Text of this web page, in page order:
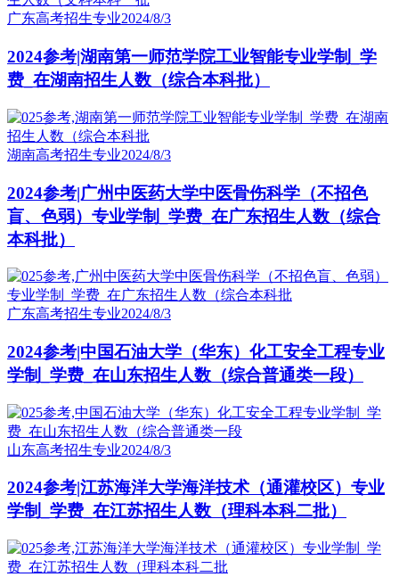
广东高考招生专业2024/8/3
2024参考|湖南第一师范学院工业智能专业学制_学
费_在湖南招生人数（综合本科批）
湖南高考招生专业2024/8/3
2024参考|广州中医药大学中医骨伤科学（不招色
盲、色弱）专业学制_学费_在广东招生人数（综合
本科批）
广东高考招生专业2024/8/3
2024参考|中国石油大学（华东）化工安全工程专业
学制_学费_在山东招生人数（综合普通类一段）
山东高考招生专业2024/8/3
2024参考|江苏海洋大学海洋技术（通灌校区）专业
学制_学费_在江苏招生人数（理科本科二批）